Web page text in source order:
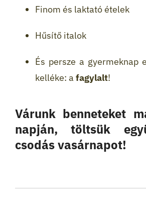
Finom és laktató ételek
Hűsítő italok
És persze a gyermeknap
kelléke: a fagylalt!
Várunk benneteket
napján, töltsük
csodás vasárnapot!